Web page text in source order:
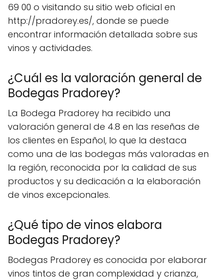
69 00 o visitando su sitio web oficial en
http://pradorey.es/, donde se puede
encontrar información detallada sobre sus
vinos y actividades.
¿Cuál es la valoración general de
Bodegas Pradorey?
La Bodega Pradorey ha recibido una
valoración general de 4.8 en las reseñas de
los clientes en Español, lo que la destaca
como una de las bodegas más valoradas en
la región, reconocida por la calidad de sus
productos y su dedicación a la elaboración
de vinos excepcionales.
¿Qué tipo de vinos elabora
Bodegas Pradorey?
Bodegas Pradorey es conocida por elaborar
vinos tintos de gran complexidad y crianza,